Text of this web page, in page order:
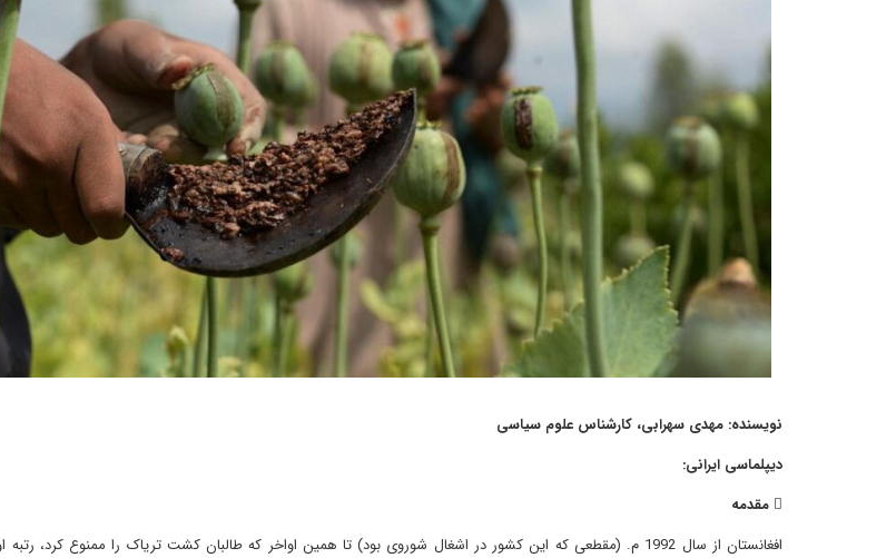
نویسنده: مهدی سهرابی، کارشناس علوم سیاسی
دیپلماسی ایرانی:
 مقدمه
افغانستان از سال 1992 م. (مقطعی که این کشور در اشغال شوروی بود) تا همین اواخر که طالبان کشت تریاک را ممنوع کرد،